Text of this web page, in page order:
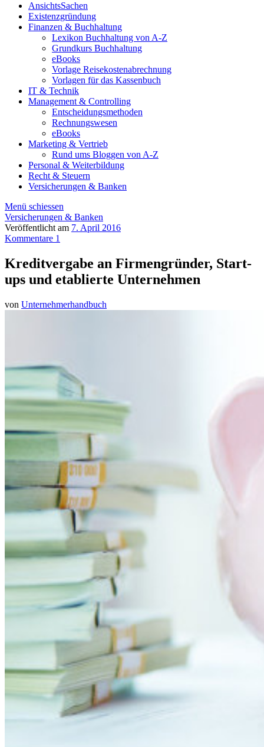
AnsichtsSachen
Existenzgründung
Finanzen & Buchhaltung
Lexikon Buchhaltung von A-Z
Grundkurs Buchhaltung
eBooks
Vorlage Reisekostenabrechnung
Vorlagen für das Kassenbuch
IT & Technik
Management & Controlling
Entscheidungsmethoden
Rechnungswesen
eBooks
Marketing & Vertrieb
Rund ums Bloggen von A-Z
Personal & Weiterbildung
Recht & Steuern
Versicherungen & Banken
Menü schiessen
Versicherungen & Banken
Veröffentlicht am 7. April 2016
Kommentare 1
Kreditvergabe an Firmengründer, Start-
ups und etablierte Unternehmen
von Unternehmerhandbuch